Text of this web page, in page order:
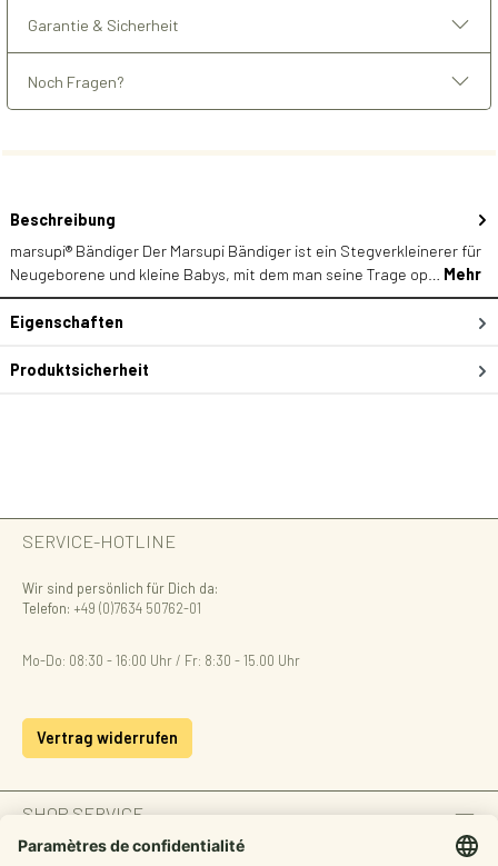
Garantie & Sicherheit
Noch Fragen?
Beschreibung
marsupi® Bändiger Der Marsupi Bändiger ist ein Stegverkleinerer für
Neugeborene und kleine Babys, mit dem man seine Trage op… Mehr
Eigenschaften
Produktsicherheit
SERVICE-HOTLINE
Wir sind persönlich für Dich da:
Telefon: +49 (0)7634 50762-01
Mo-Do: 08:30 - 16:00 Uhr / Fr: 8:30 - 15.00 Uhr
Vertrag widerrufen
SHOP SERVICE
INFORMATION